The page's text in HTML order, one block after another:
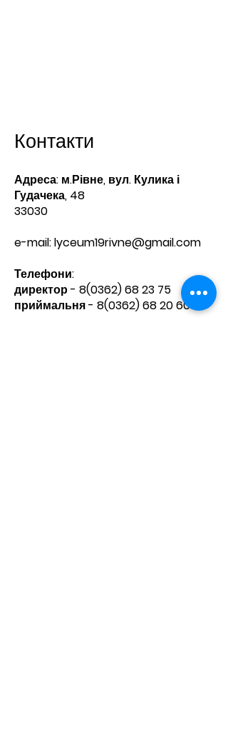
Контакти
Адреса: м.Рівне, вул. Кулика і
Гудачека, 48
33030
e-mail:lyceum19rivne@gmail.com
Телефони:​
директор - 8(0362) 68 23 75
приймальня - 8(0362) 68 20 60